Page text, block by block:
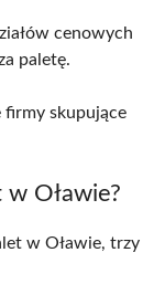
cenowych
paletę.
firmy skupujące
Oławie?
w Oławie, trzy